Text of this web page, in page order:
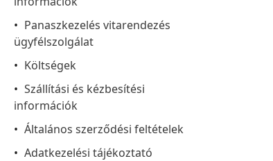
Panaszkezelés vitarendezés
ügyfélszolgálat
Költségek
Szállítási és kézbesítési
információk
Általános szerződési feltételek
Adatkezelési tájékoztató